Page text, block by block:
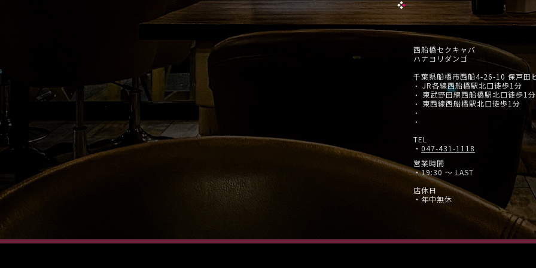
西船橋セクキャバ
ハナヨリダンゴ
千葉県船橋市西船4-26-10 保戸田
・ JR各線西船橋駅北口徒歩1分
・ 東武野田線西船橋駅北口徒歩1分
・ 東西線西船橋駅北口徒歩1分
・
・
TEL
・ 047-431-1118
営業時間
・19:30 ～ LAST
店休日
・年中無休